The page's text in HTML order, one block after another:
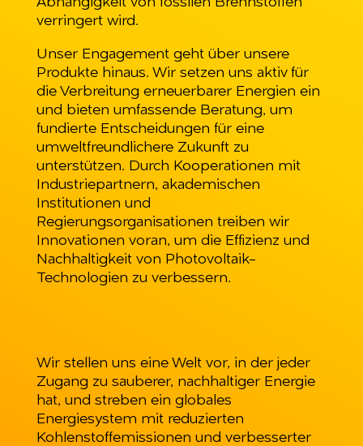
verringert wird.
Unser Engagement geht über unsere
Produkte hinaus. Wir setzen uns aktiv für
die Verbreitung erneuerbarer Energien ein
und bieten umfassende Beratung, um
fundierte Entscheidungen für eine
umweltfreundlichere Zukunft zu
unterstützen. Durch Kooperationen mit
Industriepartnern, akademischen
Institutionen und
Regierungsorganisationen treiben wir
Innovationen voran, um die Effizienz und
Nachhaltigkeit von Photovoltaik-
Technologien zu verbessern.
Wir stellen uns eine Welt vor, in der jeder
Zugang zu sauberer, nachhaltiger Energie
hat, und streben ein globales
Energiesystem mit reduzierten
Kohlenstoffemissionen und verbesserter